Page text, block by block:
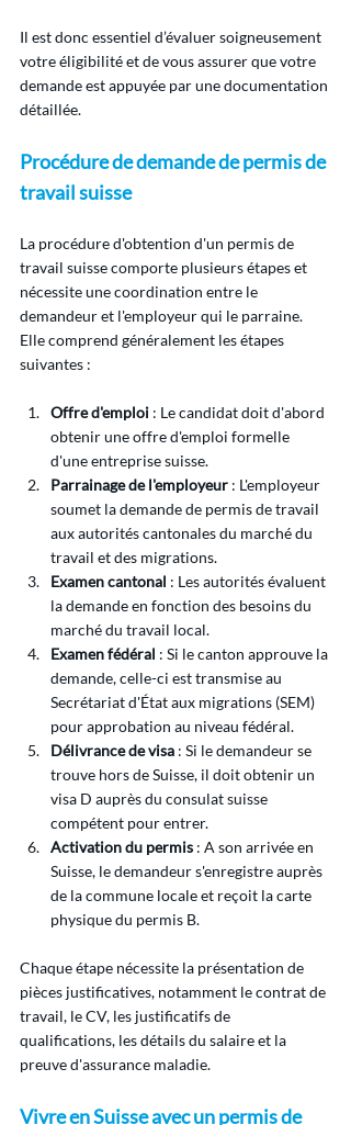
Il est donc essentiel d’évaluer soigneusement
votre éligibilité et de vous assurer que votre
demande est appuyée par une documentation
détaillée.
Procédure de demande de permis de
travail suisse
La procédure d'obtention d'un permis de
travail suisse comporte plusieurs étapes et
nécessite une coordination entre le
demandeur et l'employeur qui le parraine.
Elle comprend généralement les étapes
suivantes :
Offre d'emploi : Le candidat doit d'abord
obtenir une offre d'emploi formelle
d'une entreprise suisse.
Parrainage de l'employeur : L'employeur
soumet la demande de permis de travail
aux autorités cantonales du marché du
travail et des migrations.
Examen cantonal : Les autorités évaluent
la demande en fonction des besoins du
marché du travail local.
Examen fédéral : Si le canton approuve la
demande, celle-ci est transmise au
Secrétariat d'État aux migrations (SEM)
pour approbation au niveau fédéral.
Délivrance de visa : Si le demandeur se
trouve hors de Suisse, il doit obtenir un
visa D auprès du consulat suisse
compétent pour entrer.
Activation du permis : A son arrivée en
Suisse, le demandeur s'enregistre auprès
de la commune locale et reçoit la carte
physique du permis B.
Chaque étape nécessite la présentation de
pièces justificatives, notamment le contrat de
travail, le CV, les justificatifs de
qualifications, les détails du salaire et la
preuve d'assurance maladie.
Vivre en Suisse avec un permis de